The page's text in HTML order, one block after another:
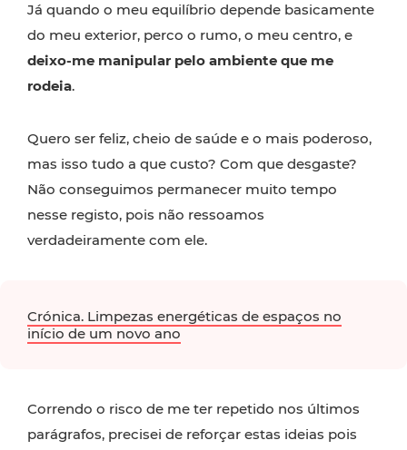
Já quando o meu equilíbrio depende basicamente
do meu exterior, perco o rumo, o meu centro, e
deixo-me manipular pelo ambiente que me
rodeia.
Quero ser feliz, cheio de saúde e o mais poderoso,
mas isso tudo a que custo? Com que desgaste?
Não conseguimos permanecer muito tempo
nesse registo, pois não ressoamos
verdadeiramente com ele.
Crónica. Limpezas energéticas de espaços no
início de um novo ano
Correndo o risco de me ter repetido nos últimos
parágrafos, precisei de reforçar estas ideias pois